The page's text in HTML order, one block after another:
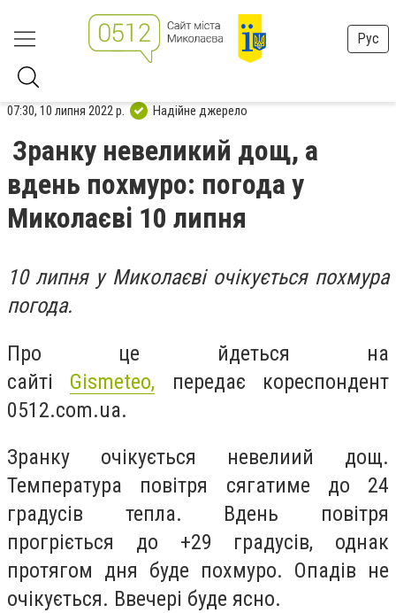
Рус
07:30, 10 липня 2022 р. Надійне джерело
Зранку невеликий дощ, а
вдень похмуро: погода у
Миколаєві 10 липня
10 липня у Миколаєві очікується похмура
погода.
Про це йдеться на
сайті Gismeteo, передає кореспондент
0512.com.ua.
Зранку очікується невелиий дощ.
Температура повітря сягатиме до 24
градусів тепла. Вдень повітря
прогріється до +29 градусів, однак
протягом дня буде похмуро. Опадів не
очікується. Ввечері буде ясно.